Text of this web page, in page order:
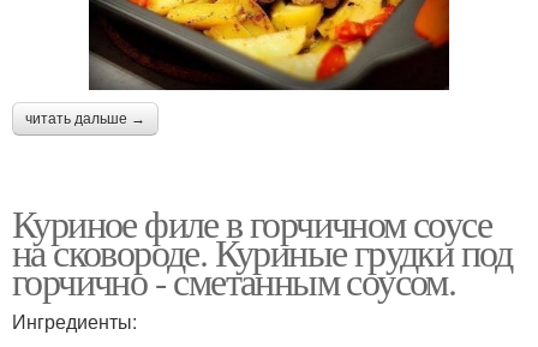
читать дальше →
Куриное филе в горчичном соусе
на сковороде. Куриные грудки под
горчично - сметанным соусом.
Ингредиенты: